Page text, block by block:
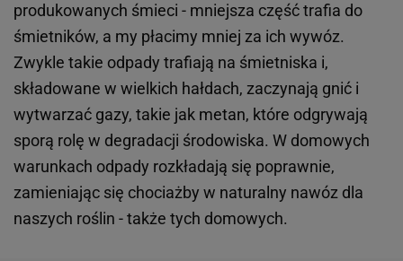
produkowanych śmieci - mniejsza część trafia do
śmietników, a my płacimy mniej za ich wywóz.
Zwykle takie odpady trafiają na śmietniska i,
składowane w wielkich hałdach, zaczynają gnić i
wytwarzać gazy, takie jak metan, które odgrywają
sporą rolę w degradacji środowiska. W domowych
warunkach odpady rozkładają się poprawnie,
zamieniając się chociażby w naturalny nawóz dla
naszych roślin - także tych domowych.